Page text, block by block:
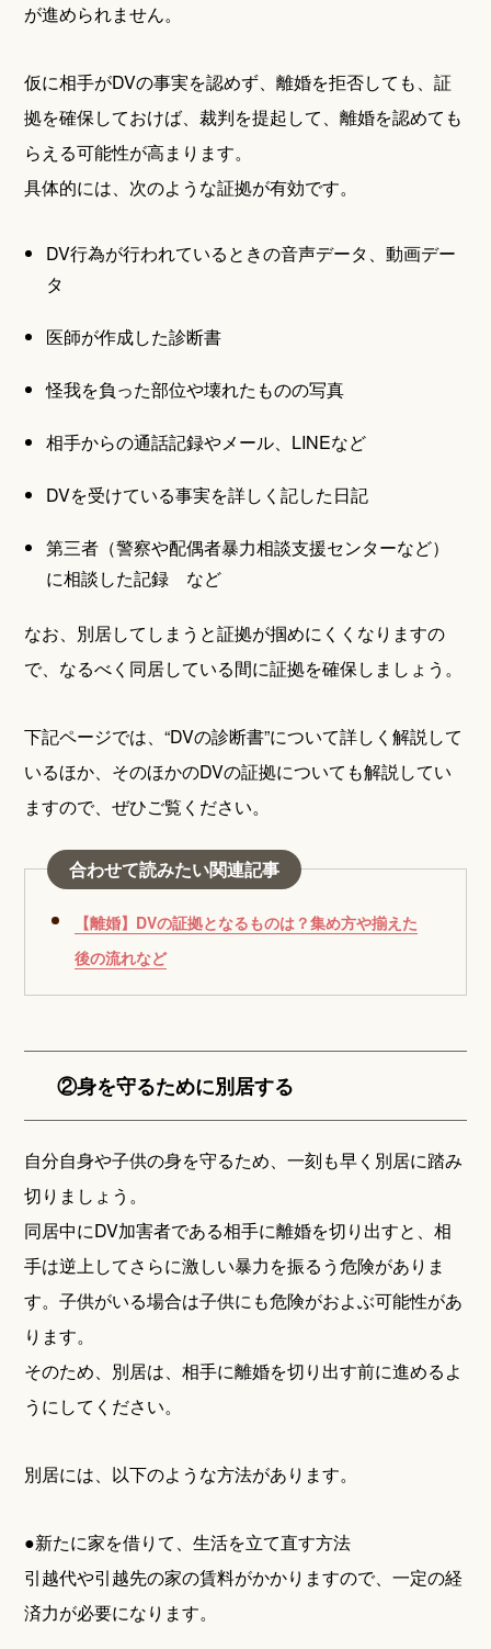
が進められません。
仮に相手がDVの事実を認めず、離婚を拒否しても、証
拠を確保しておけば、裁判を提起して、離婚を認めても
らえる可能性が高まります。
具体的には、次のような証拠が有効です。
DV行為が行われているときの音声データ、動画デー
タ
医師が作成した診断書
怪我を負った部位や壊れたものの写真
相手からの通話記録やメール、LINEなど
DVを受けている事実を詳しく記した日記
第三者（警察や配偶者暴力相談支援センターなど）
に相談した記録 など
なお、別居してしまうと証拠が掴めにくくなりますの
で、なるべく同居している間に証拠を確保しましょう。
下記ページでは、“DVの診断書”について詳しく解説して
いるほか、そのほかのDVの証拠についても解説してい
ますので、ぜひご覧ください。
合わせて読みたい関連記事
【離婚】DVの証拠となるものは？集め方や揃えた
後の流れなど
②身を守るために別居する
自分自身や子供の身を守るため、一刻も早く別居に踏み
切りましょう。
同居中にDV加害者である相手に離婚を切り出すと、相
手は逆上してさらに激しい暴力を振るう危険がありま
す。子供がいる場合は子供にも危険がおよぶ可能性があ
ります。
そのため、別居は、相手に離婚を切り出す前に進めるよ
うにしてください。
別居には、以下のような方法があります。
●新たに家を借りて、生活を立て直す方法
引越代や引越先の家の賃料がかかりますので、一定の経
済力が必要になります。